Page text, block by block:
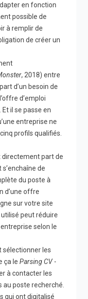
en fonction
possible de
à remplir de
de créer un
, 2018) entre
d’un besoin de
d’emploi
il se passe en
entreprise ne
profils qualifiés.
part de
de
du poste à
d’une offre
sur votre site
utilisé peutréduire
entreprise selon le
sélectionner les
ça le Parsing CV-
à contacter les
poste recherché.
qui ont digitalisé